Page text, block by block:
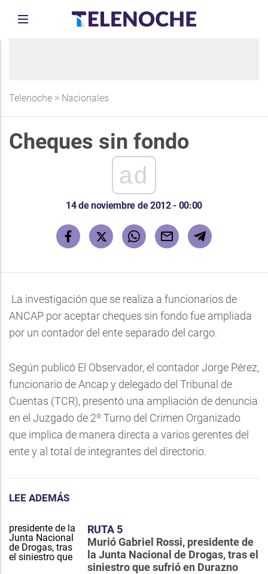
Telenoche > Nacionales
Cheques sin fondo
ad
14 de noviembre de 2012 - 00:00
La investigación que se realiza a funcionarios de
ANCAP por aceptar cheques sin fondo fue ampliada
por un contador del ente separado del cargo.
Según publicó El Observador, el contador Jorge Pérez,
funcionario de Ancap y delegado del Tribunal de
Cuentas (TCR), presentó una ampliación de denuncia
en el Juzgado de 2º Turno del Crimen Organizado
que implica de manera directa a varios gerentes del
ente y al total de integrantes del directorio.
LEE ADEMÁS
RUTA 5
Murió Gabriel Rossi, presidente de
la Junta Nacional de Drogas, tras el
siniestro que sufrió en Durazno